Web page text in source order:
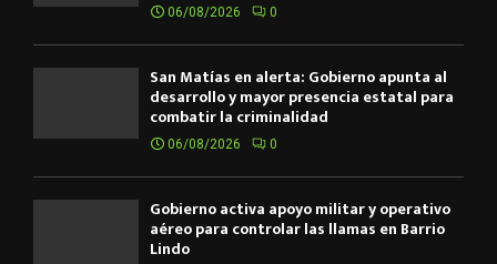
06/08/2026 0
San Matías en alerta: Gobierno apunta al
desarrollo y mayor presencia estatal para
combatir la criminalidad
06/08/2026 0
Gobierno activa apoyo militar y operativo
aéreo para controlar las llamas en Barrio
Lindo